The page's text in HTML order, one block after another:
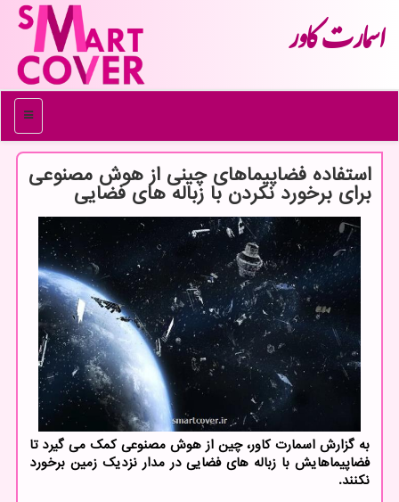
اسمارت كاور
منو
استفاده فضاپیماهای چینی از هوش مصنوعی
برای برخورد نکردن با زباله های فضایی
به گزارش اسمارت کاور، چین از هوش مصنوعی کمک می گیرد تا
فضاپیماهایش با زباله های فضایی در مدار نزدیک زمین برخورد
نکنند.